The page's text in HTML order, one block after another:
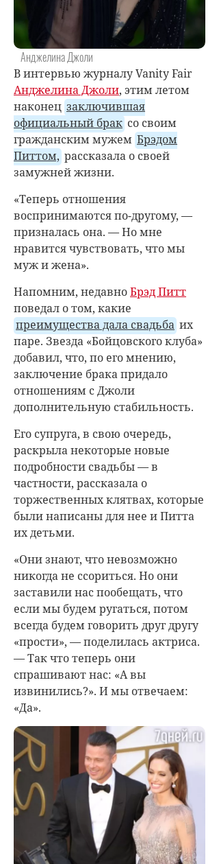
Анджелина Джоли
В интервью журналу Vanity Fair
Анджелина Джоли, этим летом
наконец заключившая
официальный брак со своим
гражданским мужем Брэдом
Питтом, рассказала о своей
замужней жизни.
«Теперь отношения
воспринимаются по-другому, —
призналась она. — Но мне
нравится чувствовать, что мы
муж и жена».
Напомним, недавноБрэд Питт
поведал о том, какие
преимущества дала свадьба их
паре. Звезда «Бойцовского клуба»
добавил, что, по его мнению,
заключение брака придало
отношениям с Джоли
дополнительную стабильность.
Его супруга, в свою очередь,
раскрыла некоторые новые
подробности свадьбы — в
частности, рассказала о
торжественных клятвах, которые
были написаны для нее и Питта
их детьми.
«Они знают, что невозможно
никогда не ссориться. Но они
заставили нас пообещать, что
если мы будем ругаться, потом
всегда будем говорить друг другу
«прости», — поделилась актриса.
— Так что теперь они
спрашивают нас: «А вы
извинились?». И мы отвечаем:
«Да».